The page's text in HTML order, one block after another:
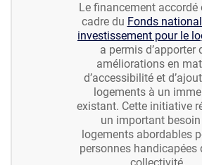
Le financement accordé
cadre du Fonds
investissement pour le
a permis d’apporter
améliorations en
d’accessibilité et
logements à un
existant. Cette initiative
un important besoin
logements abordables
personnes handicapées